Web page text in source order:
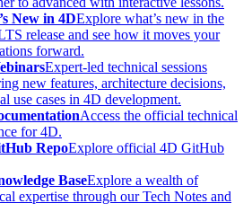
New in 4DExplore what’s new in the
release and see how it moves your
forward.
Expert-led technical sessions
new features, architecture decisions,
use cases in 4D development.
Access the official technical
for 4D.
RepoExplore official 4D GitHub
BaseExplore a wealth of
expertise through our Tech Notes and